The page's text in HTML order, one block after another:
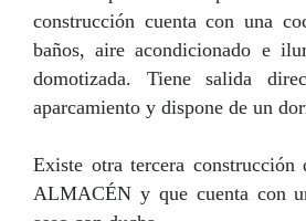
construcción cuenta con una
baños, aire acondicionado e
domotizada. Tiene salida
aparcamiento y dispone de un
Existe otra tercera construcción
ALMACÉN y que cuenta con